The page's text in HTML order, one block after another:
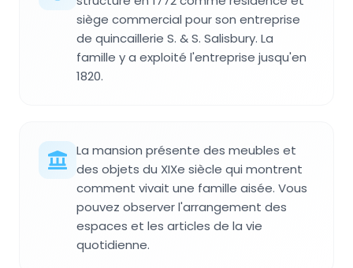
siège commercial pour son entreprise
de quincaillerie S. & S. Salisbury. La
famille y a exploité l'entreprise jusqu'en
1820.
La mansion présente des meubles et
des objets du XIXe siècle qui montrent
comment vivait une famille aisée. Vous
pouvez observer l'arrangement des
espaces et les articles de la vie
quotidienne.